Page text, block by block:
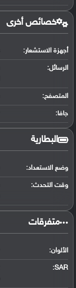
خصائص أخرى
أجهزة الاستشعار:
الرسائل:
المتصفح:
جافا:
البطارية
وضع الاستعداد:
وقت التحدث:
‏متفرقات‏
الألوان:
SAR
: